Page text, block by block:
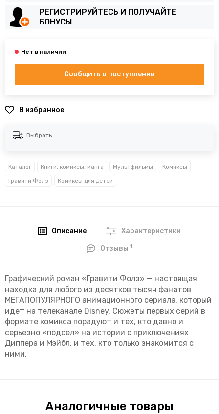
РЕГИСТРИРУЙТЕСЬ И ПОЛУЧАЙТЕ
БОНУСЫ
Сообщить о поступлении
В избранное
Выбрать
Каталог Книги, комиксы, манга Мультфильмы Комиксы
Гравити Фолз Комиксы для детей
Описание Характеристики
Отзывы1
Графический роман «Гравити Фолз» — настоящая
находка для любого из десятков тысяч фанатов
МЕГАПОПУЛЯРНОГО анимационного сериала, который
идет на телеканале Disney. Сюжеты первых серий в
формате комикса порадуют и тех, кто давно и
серьезно «подсел» на истории о приключениях
Диппера и Мэйбл, и тех, кто только знакомится с
ними.
Аналогичные товары